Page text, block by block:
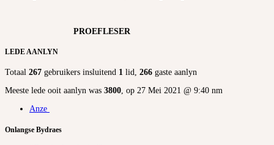
PROEFLESER
LEDE AANLYN
Totaal 267 gebruikers insluitend 1 lid, 266 gaste aanlyn
Meeste lede ooit aanlyn was 3800, op 27 Mei 2021 @ 9:40 nm
Anze
Onlangse Bydraes